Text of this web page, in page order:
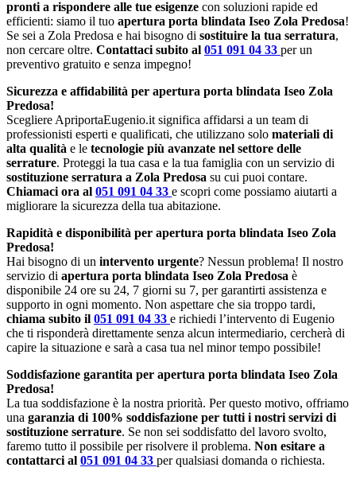
pronti a rispondere alle tue esigenze con soluzioni rapide ed
efficienti: siamo il tuo apertura porta blindata Iseo Zola Predosa!
Se sei a Zola Predosa e hai bisogno di sostituire la tua serratura,
non cercare oltre. Contattaci subito al 051 091 04 33 per un
preventivo gratuito e senza impegno!
Sicurezza e affidabilità per apertura porta blindata Iseo Zola
Predosa!
Scegliere ApriportaEugenio.it significa affidarsi a un team di
professionisti esperti e qualificati, che utilizzano solo materiali di
alta qualità e le tecnologie più avanzate nel settore delle
serrature. Proteggi la tua casa e la tua famiglia con un servizio di
sostituzione serratura a Zola Predosa su cui puoi contare.
Chiamaci ora al 051 091 04 33 e scopri come possiamo aiutarti a
migliorare la sicurezza della tua abitazione.
Rapidità e disponibilità per apertura porta blindata Iseo Zola
Predosa!
Hai bisogno di un intervento urgente? Nessun problema! Il nostro
servizio di apertura porta blindata Iseo Zola Predosa è
disponibile 24 ore su 24, 7 giorni su 7, per garantirti assistenza e
supporto in ogni momento. Non aspettare che sia troppo tardi,
chiama subito il 051 091 04 33 e richiedi l’intervento di Eugenio
che ti risponderà direttamente senza alcun intermediario, cercherà di
capire la situazione e sarà a casa tua nel minor tempo possibile!
Soddisfazione garantita per apertura porta blindata Iseo Zola
Predosa!
La tua soddisfazione è la nostra priorità. Per questo motivo, offriamo
una garanzia di 100% soddisfazione per tutti i nostri servizi di
sostituzione serrature. Se non sei soddisfatto del lavoro svolto,
faremo tutto il possibile per risolvere il problema. Non esitare a
contattarci al 051 091 04 33 per qualsiasi domanda o richiesta.